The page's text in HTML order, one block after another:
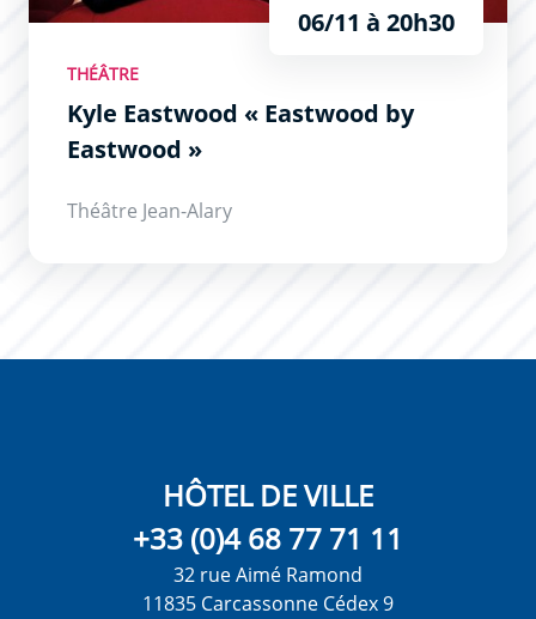
06/11 à 20h30
THÉÂTRE
Kyle Eastwood « Eastwood by
Eastwood »
Théâtre Jean-Alary
HÔTEL DE VILLE
+33 (0)4 68 77 71 11
32 rue Aimé Ramond
11835 Carcassonne Cédex 9